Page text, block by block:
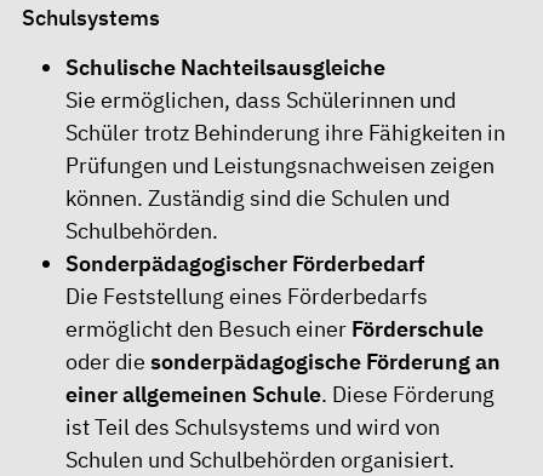
Schulsystems
Schulische Nachteilsausgleiche
Sie ermöglichen, dass Schülerinnen und
Schüler trotz Behinderung ihre Fähigkeiten in
Prüfungen und Leistungsnachweisen zeigen
können. Zuständig sind die Schulen und
Schulbehörden.
Sonderpädagogischer Förderbedarf
Die Feststellung eines Förderbedarfs
ermöglicht den Besuch einer Förderschule
oder die sonderpädagogische Förderung an
einer allgemeinen Schule. Diese Förderung
ist Teil des Schulsystems und wird von
Schulen und Schulbehörden organisiert.